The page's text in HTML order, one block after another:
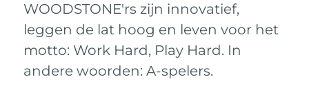
WOODSTONE'rs zijn innovatief,
leggen de lat hoog en leven voor het
motto: Work Hard, Play Hard. In
andere woorden: A-spelers.